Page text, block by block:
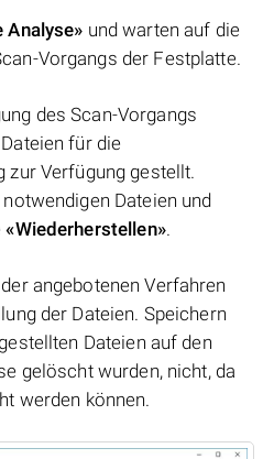
Analyse» und warten auf die
Vorgangs der Festplatte.
des Scan-Vorgangs
für die
zur Verfügung gestellt.
Dateien und
«Wiederherstellen».
angebotenen Verfahren
der Dateien. Speichern
Dateien auf den
gelöscht wurden, nicht, da
werden können.